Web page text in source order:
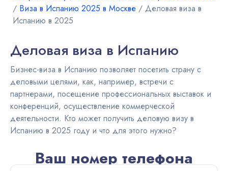
∕ Виза в Испанию 2025 в Москве ∕ Деловая виза в
Испанию в 2025
Деловая виза в Испанию
Бизнес-виза в Испанию позволяет посетить страну с
деловыми целями, как, например, встречи с
партнерами, посещение профессиональных выставок и
конференций, осуществление коммерческой
деятельности. Кто может получить деловую визу в
Испанию в 2025 году и что для этого нужно?
Ваш номер телефона
Азия
Африка
Австралия
ВНЖ и
легализация